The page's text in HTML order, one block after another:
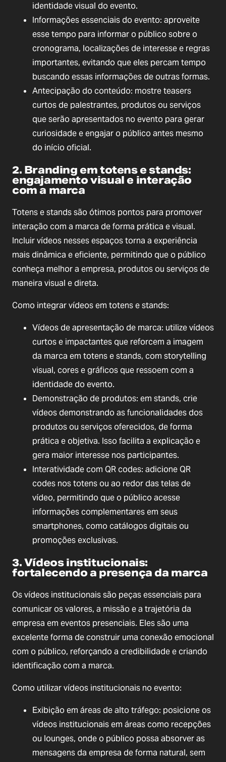
identidade visual do evento.
Informações essenciais do evento: aproveite
esse tempo para informar o público sobre o
cronograma, localizações de interesse e regras
importantes, evitando que eles percam tempo
buscando essas informações de outras formas.
Antecipação do conteúdo: mostre teasers
curtos de palestrantes, produtos ou serviços
que serão apresentados no evento para gerar
curiosidade e engajar o público antes mesmo
do início oficial.
2. Branding em totens e stands:
engajamento visual e interação
com a marca
Totens e stands são ótimos pontos para promover
interação com a marca de forma prática e visual.
Incluir vídeos nesses espaços torna a experiência
mais dinâmica e eficiente, permitindo que o público
conheça melhor a empresa, produtos ou serviços de
maneira visual e direta.
Como integrar vídeos em totens e stands:
Vídeos de apresentação de marca: utilize vídeos
curtos e impactantes que reforcem a imagem
da marca em totens e stands, com storytelling
visual, cores e gráficos que ressoem com a
identidade do evento.
Demonstração de produtos: em stands, crie
vídeos demonstrando as funcionalidades dos
produtos ou serviços oferecidos, de forma
prática e objetiva. Isso facilita a explicação e
gera maior interesse nos participantes.
Interatividade com QR codes: adicione QR
codes nos totens ou ao redor das telas de
vídeo, permitindo que o público acesse
informações complementares em seus
smartphones, como catálogos digitais ou
promoções exclusivas.
3. Vídeos institucionais:
fortalecendo a presença da marca
Os vídeos institucionais são peças essenciais para
comunicar os valores, a missão e a trajetória da
empresa em eventos presenciais. Eles são uma
excelente forma de construir uma conexão emocional
com o público, reforçando a credibilidade e criando
identificação com a marca.
Como utilizar vídeos institucionais no evento:
Exibição em áreas de alto tráfego: posicione os
vídeos institucionais em áreas como recepções
ou lounges, onde o público possa absorver as
mensagens da empresa de forma natural, sem